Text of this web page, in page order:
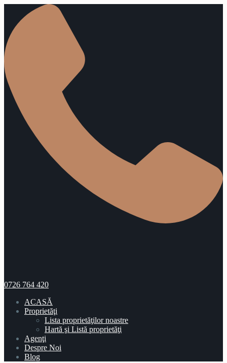
0726 764 420
ACASĂ
Proprietăţi
Lista proprietăţilor noastre
Hartă şi Listă proprietăţi
Agenţi
Despre Noi
Blog